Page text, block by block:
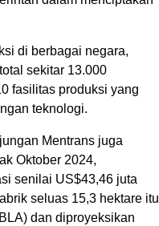
di berbagai negara,
sekitar 13.000
fasilitas produksi yang
teknologi.
Mentrans juga
Oktober 2024,
senilai US$43,46 juta
seluas 15,3 hektare itu
dan diproyeksikan